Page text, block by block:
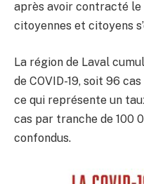
après avoir contracté le
citoyennes et citoyens
La région de Laval
de COVID-19, soit 96
ce qui représente un
cas par tranche de 100
confondus.